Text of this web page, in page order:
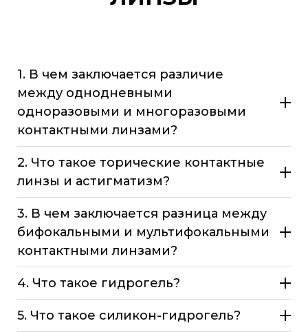
1. В чем заключается различие
между однодневными
одноразовыми и многоразовыми
контактными линзами?
2. Что такое торические контактные
линзы и астигматизм?
3. В чем заключается разница между
бифокальными и мультифокальными
контактными линзами?
4. Что такое гидрогель?
5. Что такое силикон-гидрогель?